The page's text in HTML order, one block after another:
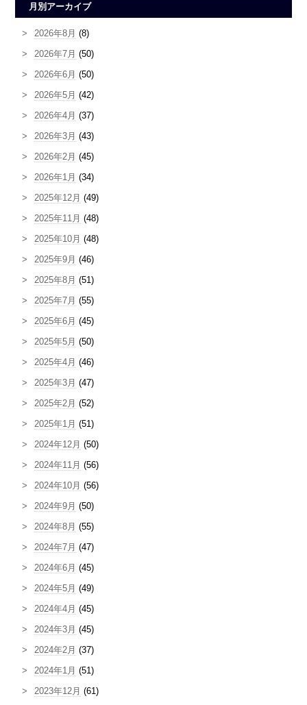
月別アーカイブ
2026年8月 (8)
2026年7月 (50)
2026年6月 (50)
2026年5月 (42)
2026年4月 (37)
2026年3月 (43)
2026年2月 (45)
2026年1月 (34)
2025年12月 (49)
2025年11月 (48)
2025年10月 (48)
2025年9月 (46)
2025年8月 (51)
2025年7月 (55)
2025年6月 (45)
2025年5月 (50)
2025年4月 (46)
2025年3月 (47)
2025年2月 (52)
2025年1月 (51)
2024年12月 (50)
2024年11月 (56)
2024年10月 (56)
2024年9月 (50)
2024年8月 (55)
2024年7月 (47)
2024年6月 (45)
2024年5月 (49)
2024年4月 (45)
2024年3月 (45)
2024年2月 (37)
2024年1月 (51)
2023年12月 (61)